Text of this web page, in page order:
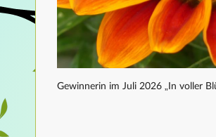
Gewinnerin im Juli 2026 „In voller